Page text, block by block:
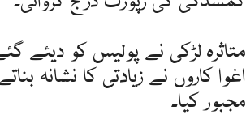
متاثرہ لڑکی نے پولیس کو دیئے
اغوا کاروں نے زیادتی کا نشانہ
مجبور کیا۔